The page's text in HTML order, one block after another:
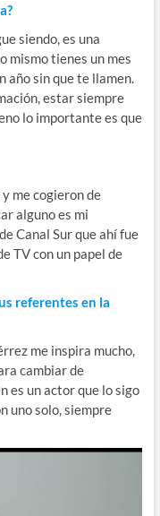
siendo, es una
mismo tienes un mes
año sin que te llamen.
estar siempre
lo importante es que
me cogieron de
alguno es mi
Canal Sur que ahí fue
TV con un papel de
referentes en la
me inspira mucho,
cambiar de
es un actor que lo sigo
uno solo, siempre